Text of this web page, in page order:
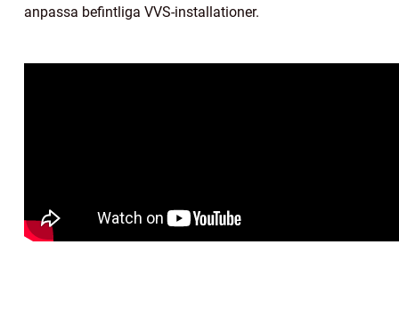
anpassa befintliga VVS-installationer.